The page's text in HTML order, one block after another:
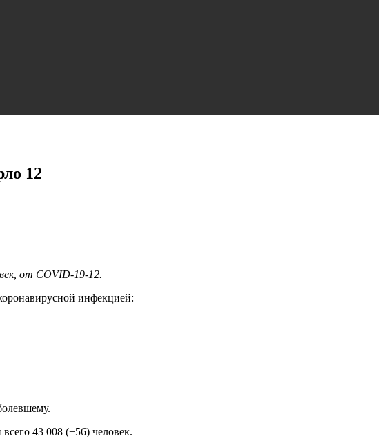
12
от COVID-19-12.
инфекцией:
43 008 (+56) человек.